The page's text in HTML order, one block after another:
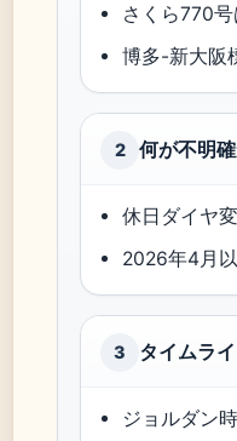
さくら770
博多-新大阪
2 何が不明
休日ダイヤ
2026年4月
3 タイムラ
ジョルダン